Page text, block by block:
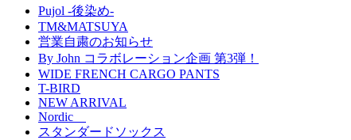
Pujol -後染め-
TM&MATSUYA
営業自粛のお知らせ
By John コラボレーション企画 第3弾！
WIDE FRENCH CARGO PANTS
T-BIRD
NEW ARRIVAL
Nordic
スタンダードソックス